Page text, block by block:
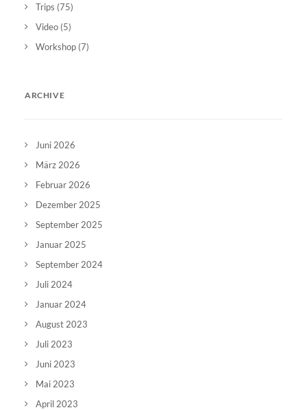
Trips (75)
Video (5)
Workshop (7)
ARCHIVE
Juni 2026
März 2026
Februar 2026
Dezember 2025
September 2025
Januar 2025
September 2024
Juli 2024
Januar 2024
August 2023
Juli 2023
Juni 2023
Mai 2023
April 2023